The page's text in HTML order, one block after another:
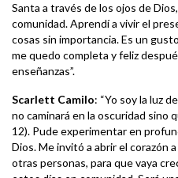
Santa a través de los ojos de
comunidad. Aprendí a vivir el
cosas sin importancia. Es un
me quedo completa y feliz
enseñanzas”.
Scarlett Camilo: “Yo soy la luz
no caminará en la oscuridad sino
12). Pude experimentar en
Dios. Me invitó a abrir el corazón
otras personas, para que vaya